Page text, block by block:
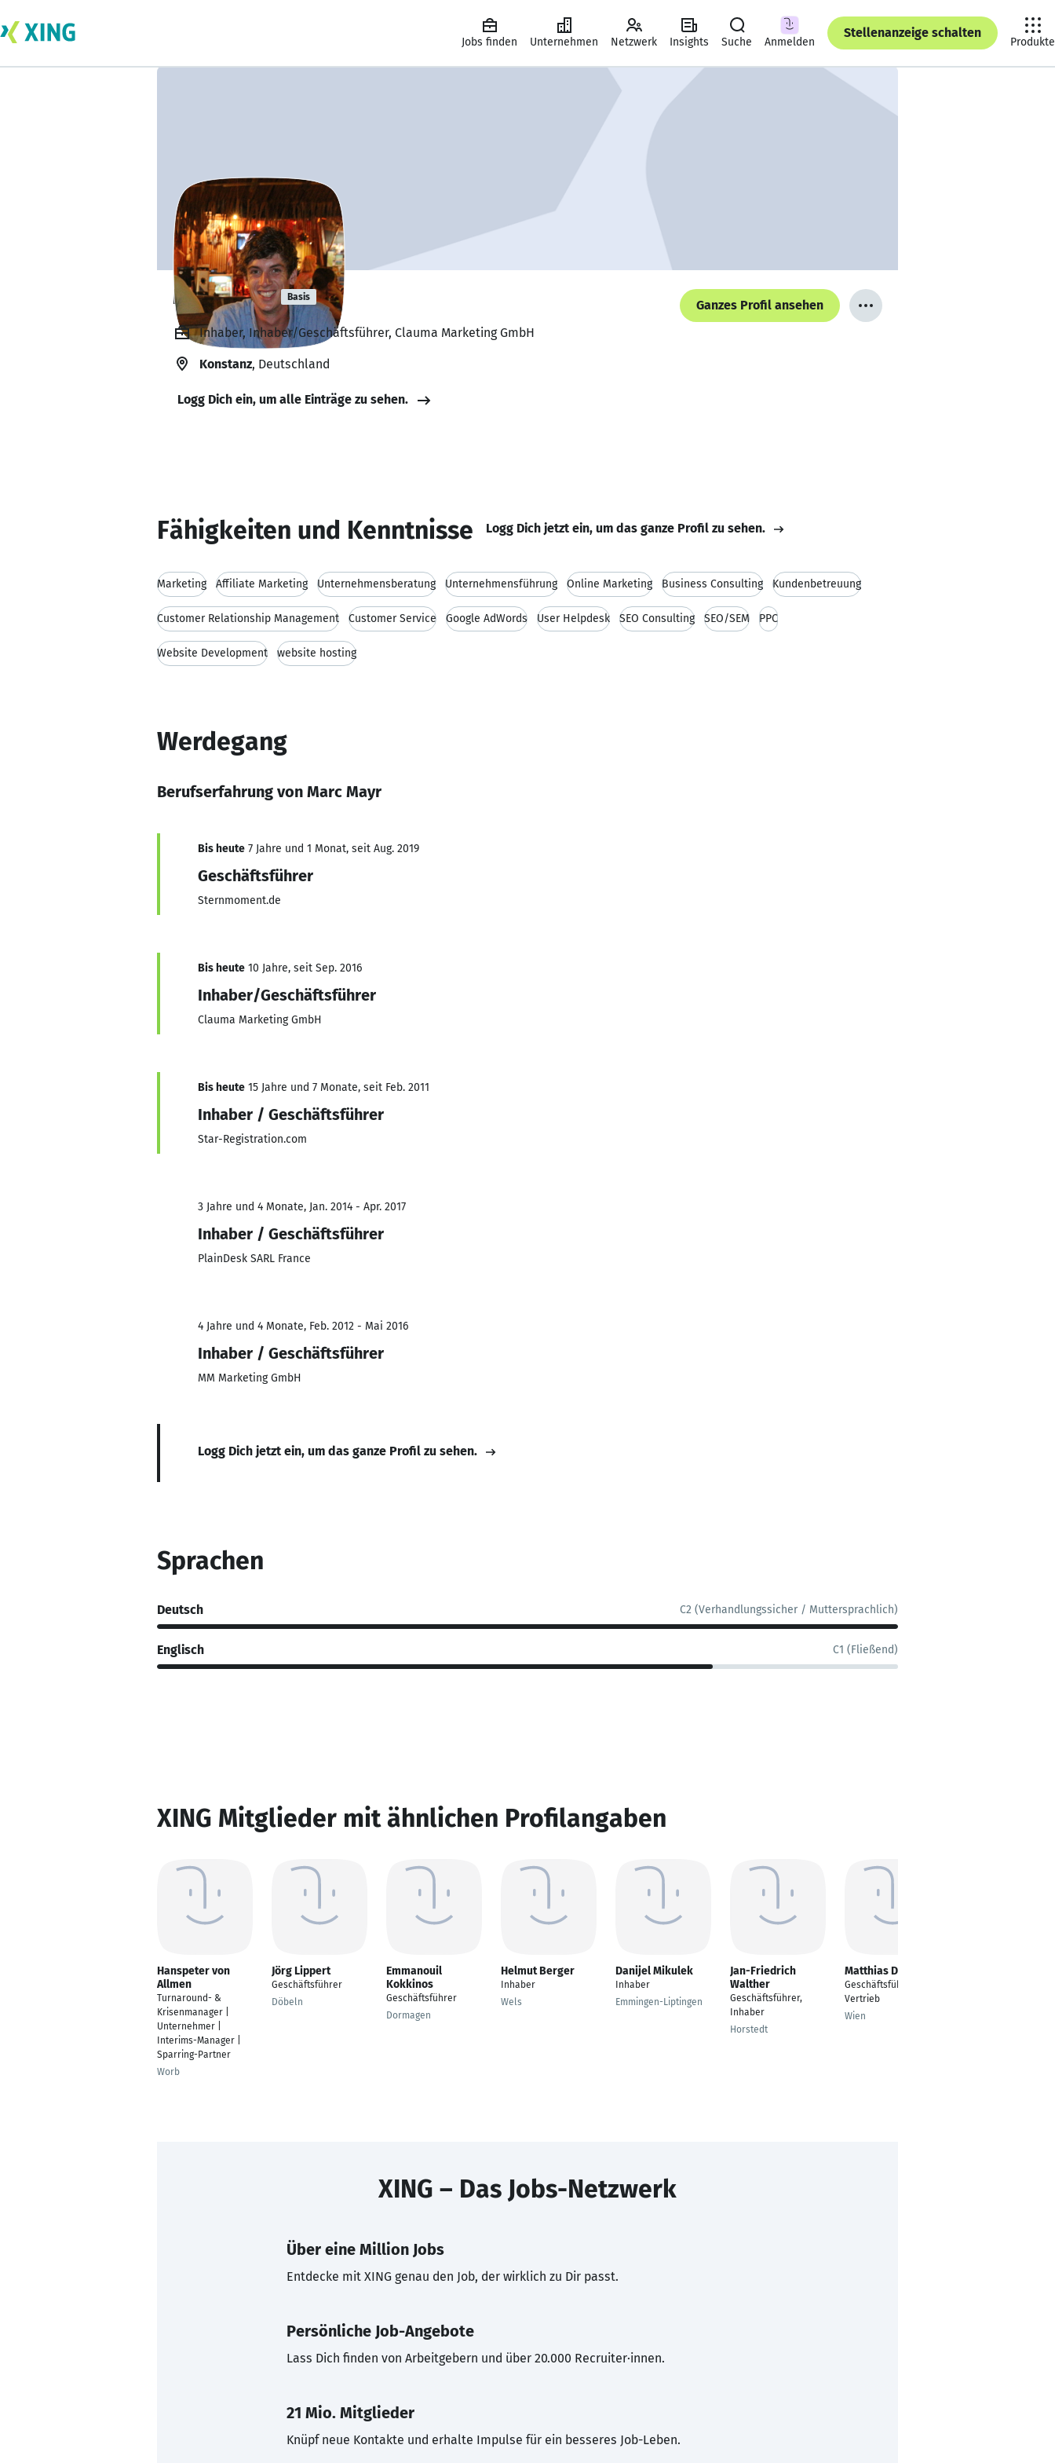
Jobs finden Unternehmen Netzwerk Insights Suche Anmelden
Stellenanzeige schalten
Produkte
Marc Mayr Basis
Ganzes Profil ansehen
Inhaber, Inhaber/Geschäftsführer, Clauma Marketing GmbH
Konstanz, Deutschland
Logg Dich ein, um alle Einträge zu sehen.
Fähigkeiten und Kenntnisse Logg Dich jetzt ein, um das ganze Profil zu sehen.
Marketing Affiliate Marketing Unternehmensberatung Unternehmensführung Online Marketing Business Consulting Kundenbetreuung
Customer Relationship Management Customer Service Google AdWords User Helpdesk SEO Consulting SEO/SEM PPC
Website Development website hosting
Werdegang
Berufserfahrung von Marc Mayr
Bis heute 7 Jahre und 1 Monat, seit Aug. 2019
Geschäftsführer
Sternmoment.de
Bis heute 10 Jahre, seit Sep. 2016
Inhaber/Geschäftsführer
Clauma Marketing GmbH
Bis heute 15 Jahre und 7 Monate, seit Feb. 2011
Inhaber / Geschäftsführer
Star-Registration.com
3 Jahre und 4 Monate, Jan. 2014 - Apr. 2017
Inhaber / Geschäftsführer
PlainDesk SARL France
4 Jahre und 4 Monate, Feb. 2012 - Mai 2016
Inhaber / Geschäftsführer
MM Marketing GmbH
Logg Dich jetzt ein, um das ganze Profil zu sehen.
Sprachen
Deutsch C2 (Verhandlungssicher / Muttersprachlich)
Englisch C1 (Fließend)
XING Mitglieder mit ähnlichen Profilangaben
Hanspeter von
Allmen
Turnaround- &
Krisenmanager |
Unternehmer |
Interims-Manager |
Sparring-Partner
Worb
Jörg Lippert
Geschäftsführer
Döbeln
Emmanouil
Kokkinos
Geschäftsführer
Dormagen
Helmut Berger
Inhaber
Wels
Danijel Mikulek
Inhaber
Emmingen-Liptingen
Jan-Friedrich
Walther
Geschäftsführer,
Inhaber
Horstedt
Matthias Dietrich
Geschäftsführer
Vertrieb
Wien
XING – Das Jobs-Netzwerk
Über eine Million Jobs
Entdecke mit XING genau den Job, der wirklich zu Dir passt.
Persönliche Job-Angebote
Lass Dich finden von Arbeitgebern und über 20.000 Recruiter·innen.
21 Mio. Mitglieder
Knüpf neue Kontakte und erhalte Impulse für ein besseres Job-Leben.